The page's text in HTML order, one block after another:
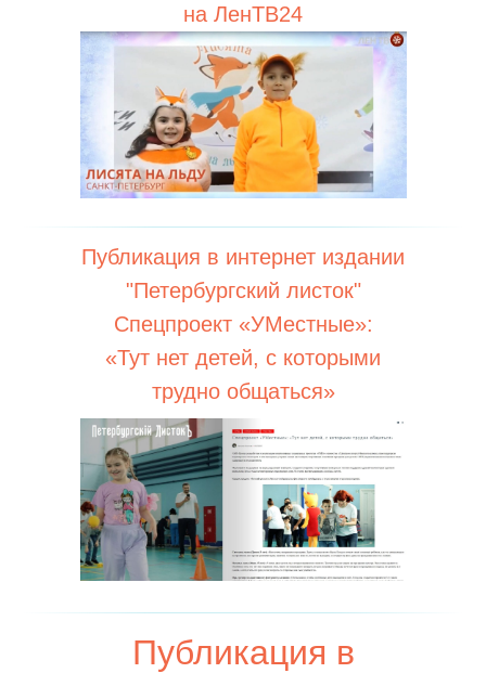
на ЛенТВ24
Публикация в интернет издании
"Петербургский листок"
Спецпроект «УМестные»:
«Тут нет детей, с которыми
трудно общаться»
Публикация в